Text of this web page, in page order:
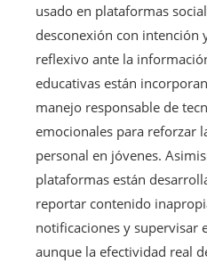
usado en plataformas
desconexión con intención
reflexivo ante la
educativas están
manejo responsable de
emocionales para reforzar
personal en jóvenes.
plataformas están
reportar contenido
notificaciones y supervisar
aunque la efectividad real